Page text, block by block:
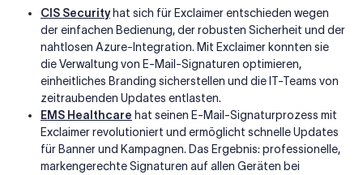
CIS Securityhat sich für Exclaimer entschieden wegen
der einfachen Bedienung, der robusten Sicherheit und der
nahtlosen Azure-Integration. Mit Exclaimer konnten sie
die Verwaltung von E-Mail-Signaturen optimieren,
einheitliches Branding sicherstellen und die IT-Teams von
zeitraubenden Updates entlasten.
EMS Healthcare hat seinen E-Mail-Signaturprozess mit
Exclaimer revolutioniert und ermöglicht schnelle Updates
für Banner und Kampagnen. Das Ergebnis: professionelle,
markengerechte Signaturen auf allen Geräten bei